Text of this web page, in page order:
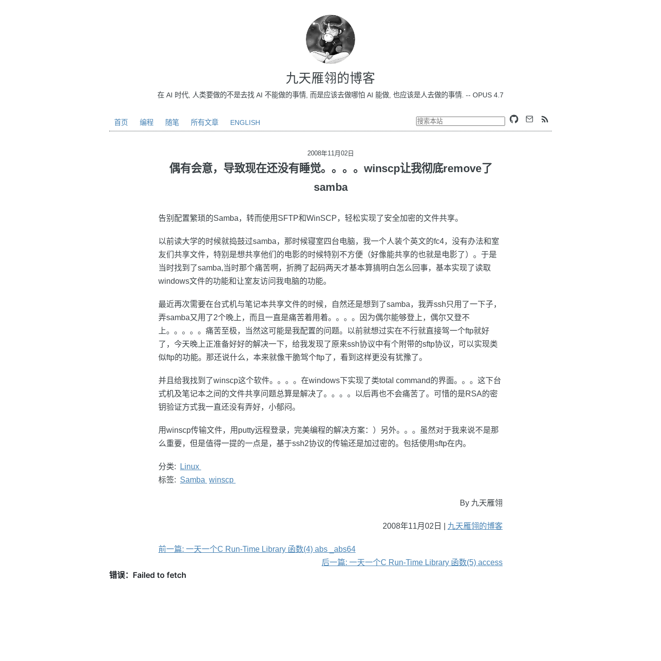
九天雁翎的博客
在 AI 时代, 人类要做的不是去找 AI 不能做的事情, 而是应该去做哪怕 AI 能做, 也应该是人去做的事情. -- OPUS 4.7
首页 编程 随笔 所有文章 ENGLISH
2008年11月02日
偶有会意，导致现在还没有睡觉。。。。winscp让我彻底remove了
samba
告别配置繁琐的Samba，转而使用SFTP和WinSCP，轻松实现了安全加密的文件共享。
以前读大学的时候就捣鼓过samba，那时候寝室四台电脑，我一个人装个英文的fc4，没有办法和室
友们共享文件，特别是想共享他们的电影的时候特别不方便（好像能共享的也就是电影了）。于是
当时找到了samba,当时那个痛苦啊，折腾了起码两天才基本算搞明白怎么回事，基本实现了读取
windows文件的功能和让室友访问我电脑的功能。
最近再次需要在台式机与笔记本共享文件的时候，自然还是想到了samba，我弄ssh只用了一下子，
弄samba又用了2个晚上，而且一直是痛苦着用着。。。。因为偶尔能够登上，偶尔又登不
上。。。。。痛苦至极，当然这可能是我配置的问题。以前就想过实在不行就直接驾一个ftp就好
了，今天晚上正准备好好的解决一下，给我发现了原来ssh协议中有个附带的sftp协议，可以实现类
似ftp的功能。那还说什么，本来就像干脆驾个ftp了，看到这样更没有犹豫了。
并且给我找到了winscp这个软件。。。。在windows下实现了类total command的界面。。。这下台
式机及笔记本之间的文件共享问题总算是解决了。。。。以后再也不会痛苦了。可惜的是RSA的密
钥验证方式我一直还没有弄好，小郁闷。
用winscp传输文件，用putty远程登录，完美编程的解决方案：）另外。。。虽然对于我来说不是那
么重要，但是值得一提的一点是，基于ssh2协议的传输还是加过密的。包括使用sftp在内。
分类:
Linux
标签: Samba winscp
By 九天雁翎
2008年11月02日 | 九天雁翎的博客
前一篇: 一天一个C Run-Time Library 函数(4) abs _abs64
后一篇: 一天一个C Run-Time Library 函数(5) access